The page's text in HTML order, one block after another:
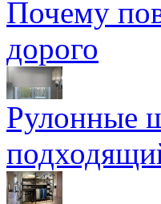
Почему
дорого
Рулонные